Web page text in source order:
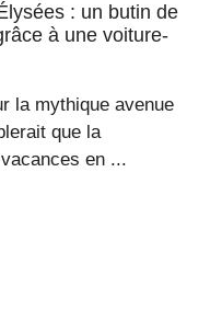
: un butin de
à une voiture-
la mythique avenue
que la
en ...